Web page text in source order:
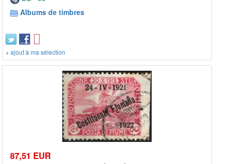
Albums de timbres
+ ajout à ma sélection
87,51 EUR